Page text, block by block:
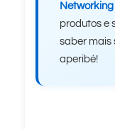
produtos e
saber mais
aperibé!